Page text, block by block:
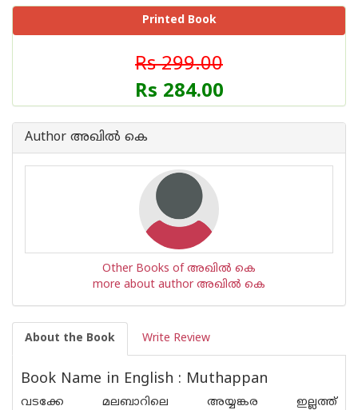
Printed Book
Rs 299.00
Rs 284.00
Author അഖില്‍ കെ
Other Books of അഖില്‍ കെ
more about author അഖില്‍ കെ
About the Book Write Review
Book Name in English : Muthappan
വടക്കേ മലബാറിലെ അയ്യങ്കര ഇല്ലത്ത്